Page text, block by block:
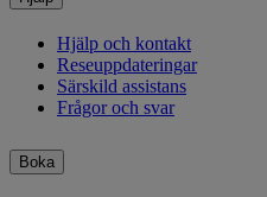
Hjälp och kontakt
Reseuppdateringar
Särskild assistans
Frågor och svar
Boka